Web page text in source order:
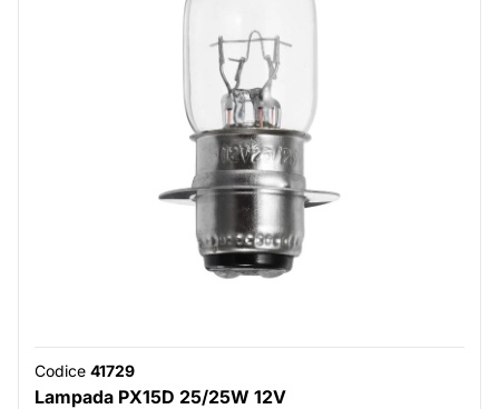
Codice 41729
Lampada PX15D 25/25W 12V